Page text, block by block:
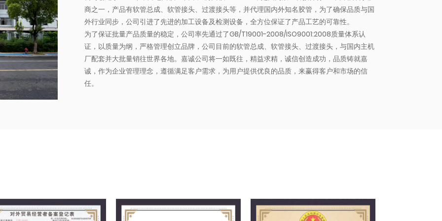
商之一，产品有软管总成、软管接头、过渡接头等，并代理国内外知名胶管，为了确保品质与国
外行业同步，公司引进了先进的加工设备及检测设备，全方位保证了产品工艺的可靠性。
为了保证批量产品质量的稳定，公司率先通过了GB/T19001-2008/ISO9001:2008质量体系认
证，以质量为纲，严格管理创立品牌，公司目前的软管总成、软管接头、过渡接头，与国内主机
厂配套并大批量销往世界各地。嘉诚公司将一如既往，精益求精，诚信创造成功，品质铸就嘉
诚，作为企业管理理念，遵循满足客户需求，为用户提供优良的品质，来赢得客户和市场的信
任。